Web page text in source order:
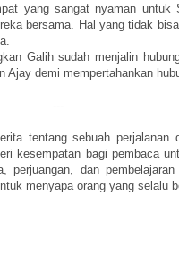
yang sangat nyaman untuk
bersama. Hal yang tidak
Galih sudah menjalin
demi mempertahankan
---
tentang sebuah perjalanan
kesempatan bagi pembaca
perjuangan, dan
menyapa orang yang selalu